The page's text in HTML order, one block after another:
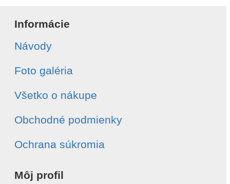
Informácie
Návody
Foto galéria
Všetko o nákupe
Obchodné podmienky
Ochrana súkromia
Môj profil